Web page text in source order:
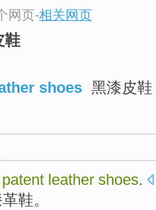
网页-相关网页
鞋
shoes 黑漆皮
patent leather shoes.
革鞋。